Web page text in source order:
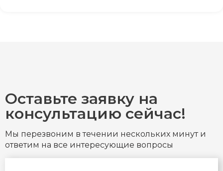
Оставьте заявку на
консультацию сейчас!
Мы перезвоним в течении нескольких минут и
ответим на все интересующие вопросы